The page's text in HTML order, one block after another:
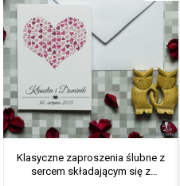
Klasyczne zaproszenia ślubne z
sercem składającym się z